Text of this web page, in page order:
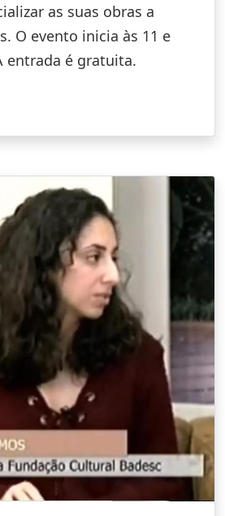
as suas obras a
O evento inicia às 11 e
entrada é gratuita.